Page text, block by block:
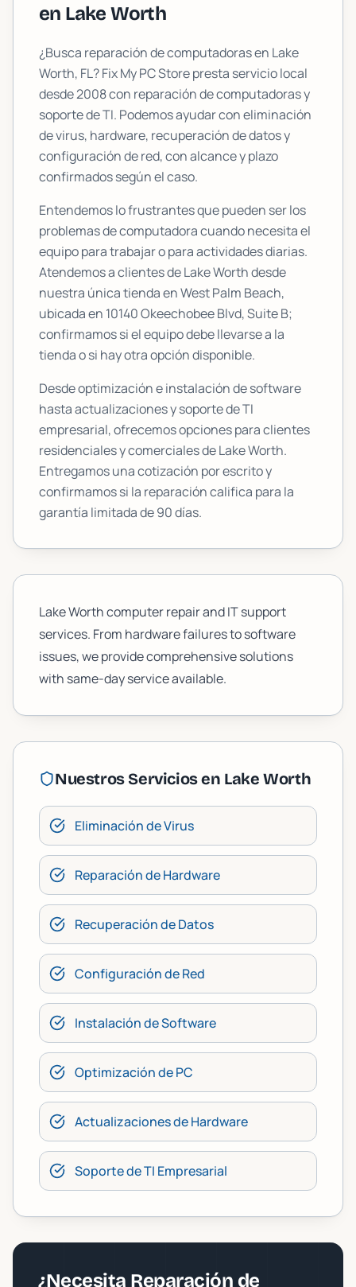
en Lake Worth
¿Busca reparación de computadoras en Lake
Worth, FL? Fix My PC Store presta servicio local
desde 2008 con reparación de computadoras y
soporte de TI. Podemos ayudar con eliminación
de virus, hardware, recuperación de datos y
configuración de red, con alcance y plazo
confirmados según el caso.
Entendemos lo frustrantes que pueden ser los
problemas de computadora cuando necesita el
equipo para trabajar o para actividades diarias.
Atendemos a clientes deLake Worthdesde
nuestra única tienda en West Palm Beach,
ubicada en 10140 Okeechobee Blvd, Suite B;
confirmamos si el equipo debe llevarse a la
tienda o si hay otra opción disponible.
Desde optimización e instalación de software
hasta actualizaciones y soporte de TI
empresarial, ofrecemos opciones para clientes
residenciales y comerciales deLake Worth.
Entregamos una cotización por escrito y
confirmamos si la reparación califica para la
garantía limitada de 90 días.
Lake Worth computer repair and IT support
services. From hardware failures to software
issues, we provide comprehensive solutions
with same-day service available.
Nuestros Servicios en Lake Worth
Eliminación de Virus
Reparación de Hardware
Recuperación de Datos
Configuración de Red
Instalación de Software
Optimización de PC
Actualizaciones de Hardware
Soporte de TI Empresarial
¿Necesita Reparación de